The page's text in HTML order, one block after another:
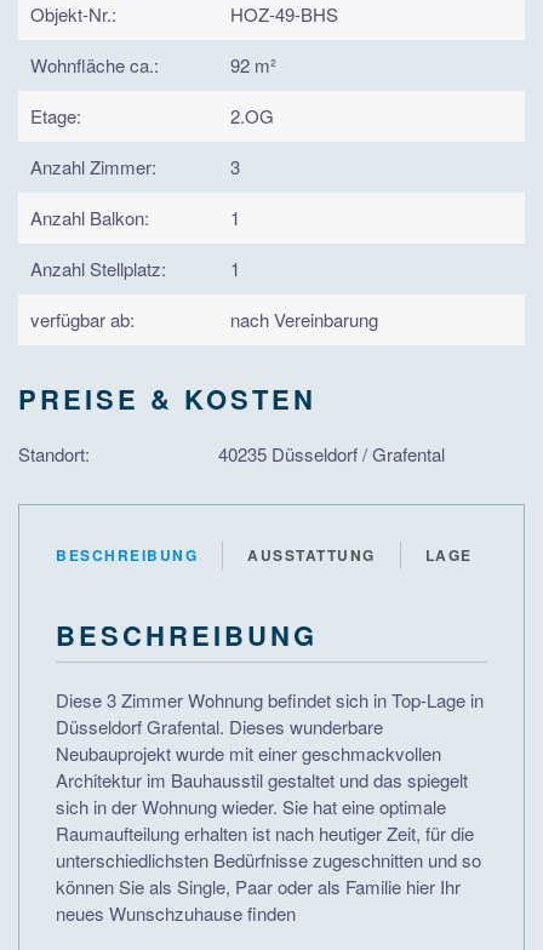
Objekt-Nr.:
HOZ-49-BHS
Wohnfläche ca.:
92 m²
Etage:
2.OG
Anzahl Zimmer:
3
Anzahl Balkon:
1
Anzahl Stellplatz:
1
verfügbar ab:
nach Vereinbarung
PREISE & KOSTEN
Standort: 40235 Düsseldorf / Grafental
BESCHREIBUNG AUSSTATTUNG LAGE
BESCHREIBUNG
Diese 3 Zimmer Wohnung befindet sich in Top-Lage in
Düsseldorf Grafental. Dieses wunderbare
Neubauprojekt wurde mit einer geschmackvollen
Architektur im Bauhausstil gestaltet und das spiegelt
sich in der Wohnung wieder. Sie hat eine optimale
Raumaufteilung erhalten ist nach heutiger Zeit, für die
unterschiedlichsten Bedürfnisse zugeschnitten und so
können Sie als Single, Paar oder als Familie hier Ihr
neues Wunschzuhause finden